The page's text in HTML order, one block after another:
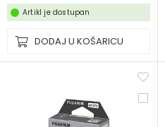
Artikl je dostupan
DODAJ U KOŠARICU